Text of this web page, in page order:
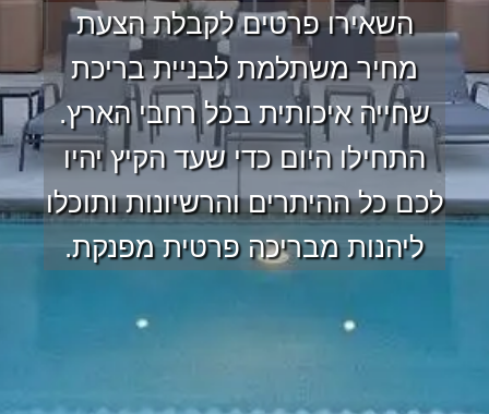
השאירו פרטים לקבלת הצעת
מחיר משתלמת לבניית בריכת
שחייה איכותית בכל רחבי הארץ.
התחילו היום כדי שעד הקיץ יהיו
לכם כל ההיתרים והרשיונות ותוכלו
ליהנות מבריכה פרטית מפנקת.